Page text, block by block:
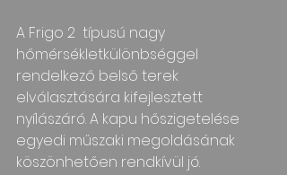
A Frigo 2  típusú nagy
hőmérsékletkülönbséggel
rendelkező belső terek
elválasztására kifejlesztett
nyílászáró. A kapu hőszigetelése
egyedi műszaki megoldásának
köszönhetően rendkívül jó.